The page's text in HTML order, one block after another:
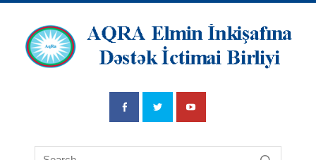
İnkişafına
Dətsək İctimai
Birliyi